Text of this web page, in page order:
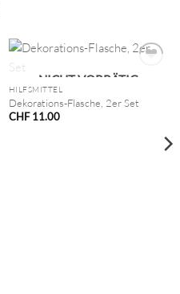
NICHT VORRÄTIG
HILFSMITTEL
Dekorations-Flasche, 2er Set
CHF11.00